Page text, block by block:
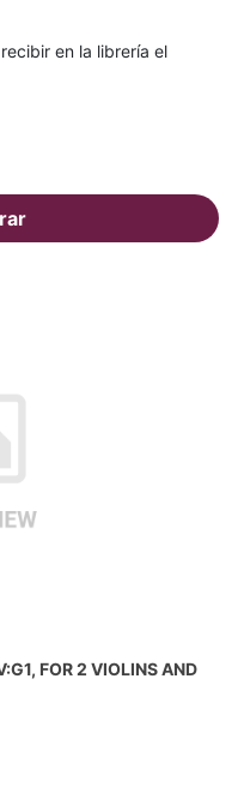
en la librería el
FOR 2 VIOLINS AND